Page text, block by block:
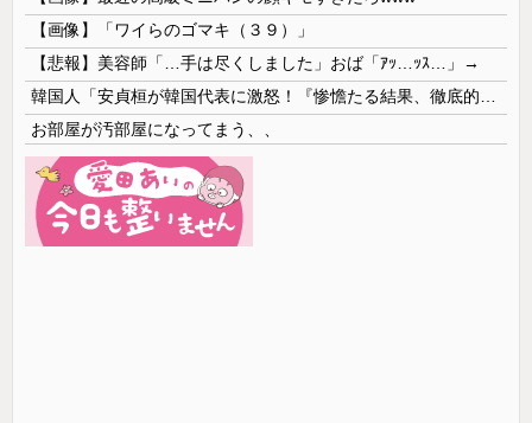
【画像】「ワイらのゴマキ（３９）」
【悲報】美容師「…手は尽くしました」おば「ｱｯ…ｯｽ…」→
お部屋が汚部屋になってまう、、